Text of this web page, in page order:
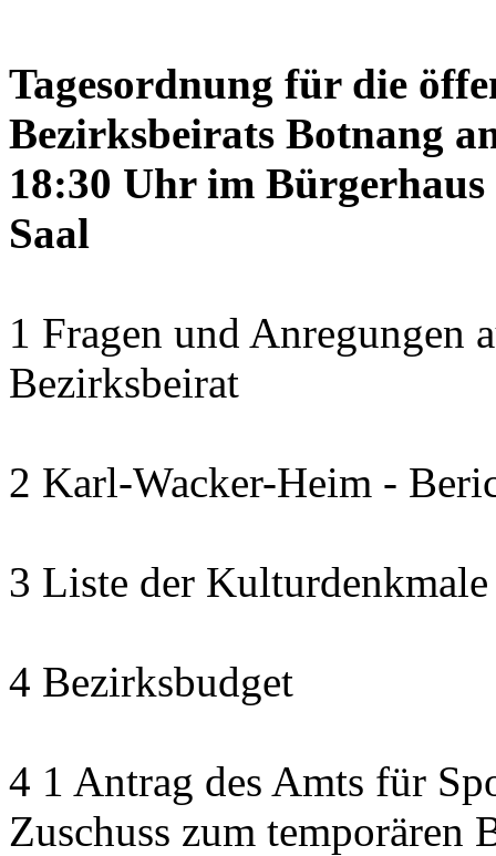
Tagesordnung für die
Bezirksbeirats Botnang
18:30 Uhr im
Saal
1 Fragen und Anregungen
Bezirksbeirat
2 Karl-Wacker-Heim -
3 Liste der
4 Bezirksbudget
4 1 Antrag des Amts für
Zuschuss zum temporären